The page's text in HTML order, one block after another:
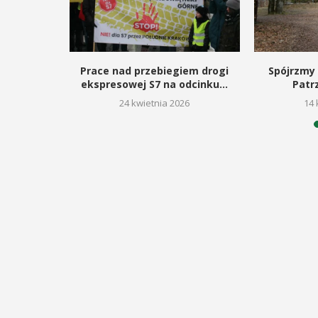
Prace nad przebiegiem drogi
ekspresowej S7 na odcinku...
24 kwietnia 2026 14